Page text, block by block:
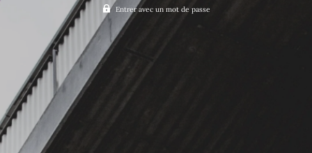
Entrer avec un mot de passe